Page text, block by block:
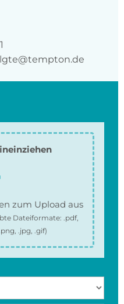
zum Upload aus
Dateiformate: .pdf,
.jpg, .gif)